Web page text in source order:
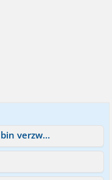
Entzündlicher Brustkrebs? Hilfe bin verzweifelt!